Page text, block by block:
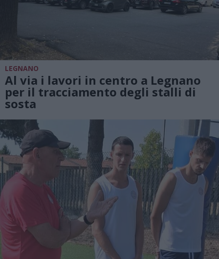
LEGNANO
Al via i lavori in centro a Legnano
per il tracciamento degli stalli di
sosta